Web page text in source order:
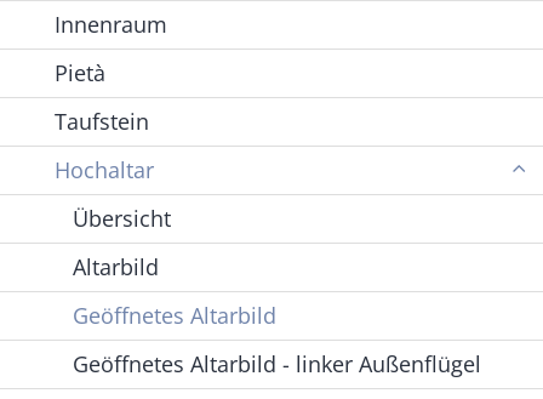
Innenraum
Pietà
Taufstein
Hochaltar
Übersicht
Altarbild
Geöffnetes Altarbild
Geöffnetes Altarbild - linker Außenflügel